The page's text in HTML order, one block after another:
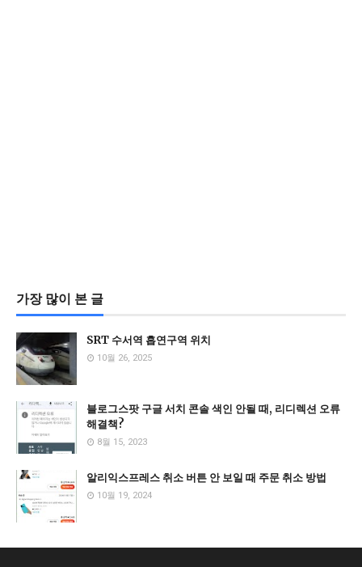
가장 많이 본 글
SRT 수서역 흡연구역 위치
10월 26, 2025
블로그스팟 구글 서치 콘솔 색인 안될 때, 리디렉션 오류
해결책?
8월 15, 2023
알리익스프레스 취소 버튼 안 보일 때 주문 취소 방법
10월 19, 2024